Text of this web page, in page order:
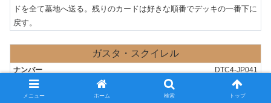
ドを全て墓地へ送る。残りのカードは好きな順番でデッキの一番下に
戻す。
ガスタ・スクイレル
DTC4-JP041
チューナー
風属性／レベル2／雷族
メニュー ホーム 検索 トップ